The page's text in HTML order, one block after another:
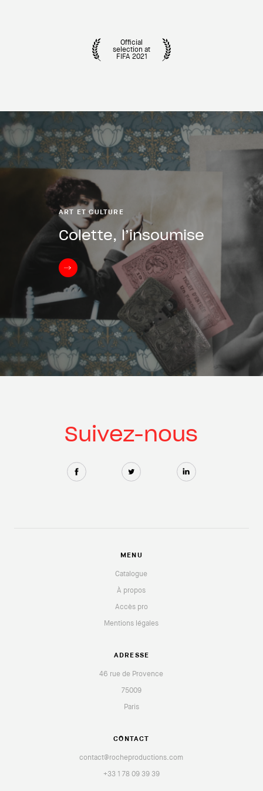
Official
selection at
FIFA 2021
ART ET CULTURE
Colette, l’insoumise
Suivez-nous
MENU
Catalogue
À propos
Accès pro
Mentions légales
ADRESSE
46 rue de Provence
75009
Paris
CONTACT
contact@rocheproductions.com
+33 1 78 09 39 39